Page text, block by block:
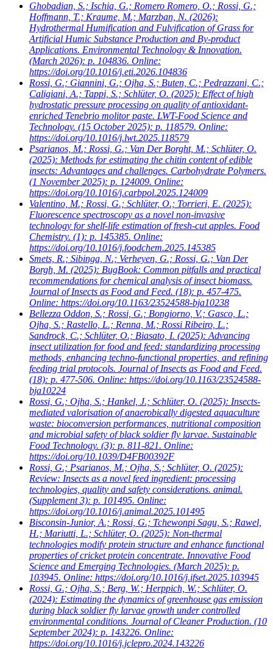
Ghobadian, S.; Ischia, G.; Romero Romero, O.; Rossi, G.;
Hoffmann, T.; Kraume, M.; Marzban, N. (2026):
Hydrothermal Humification and Fulvification of Grass for
Artificial Humic Substance Production and By-product
Applications. Environmental Technology & Innovation.
(March 2026): p. 104836. Online:
https://doi.org/10.1016/j.eti.2026.104836
Rossi, G.; Giannini, G.; Ojha, S.; Buten, C.; Pedrazzani, C.;
Caligiani, A.; Tappi, S.; Schlüter, O. (2025): Effect of high
hydrostatic pressure processing on quality of antioxidant-
enriched Tenebrio molitor paste. LWT-Food Science and
Technology. (15 October 2025): p. 118579. Online:
https://doi.org/10.1016/j.lwt.2025.118579
Psarianos, M.; Rossi, G.; Van Der Borght, M.; Schlüter, O.
(2025): Methods for estimating the chitin content of edible
insects: Advantages and challenges. Carbohydrate Polymers.
(1 November 2025): p. 124009. Online:
https://doi.org/10.1016/j.carbpol.2025.124009
Valentino, M.; Rossi, G.; Schlüter, O.; Torrieri, E. (2025):
Fluorescence spectroscopy as a novel non-invasive
technology for shelf-life estimation of fresh-cut apples. Food
Chemistry. (1): p. 145385. Online:
https://doi.org/10.1016/j.foodchem.2025.145385
Smets, R.; Sibinga, N.; Verheyen, G.; Rossi, G.; Van Der
Borgh, M. (2025): BugBook: Common pitfalls and practical
recommendations for chemical analysis of insect biomass.
Journal of Insects as Food and Feed. (18): p. 457-475.
Online: https://doi.org/10.1163/23524588-bja10238
Bellezza Oddon, S.; Rossi, G.; Bongiorno, V.; Gasco, L.;
Ojha, S.; Rastello, L.; Renna, M.; Rossi Ribeiro, L.;
Sandrock, C.; Schlüter, O.; Biasato, I. (2025): Advancing
insect utilization for food and feed: standardizing processing
methods, enhancing techno-functional properties, and refining
feeding trial protocols. Journal of Insects as Food and Feed.
(18): p. 477-506. Online: https://doi.org/10.1163/23524588-
bja10224
Rossi, G.; Ojha, S.; Hankel, J.; Schlüter, O. (2025): Insects-
mediated valorisation of anaerobically digested aquaculture
waste: bioconversion performances, nutritional composition
and microbial safety of black soldier fly larvae. Sustainable
Food Technology. (3): p. 811-821. Online:
https://doi.org/10.1039/D4FB00392F
Rossi, G.; Psarianos, M.; Ojha, S.; Schlüter, O. (2025):
Review: Insects as a novel feed ingredient: processing
technologies, quality and safety considerations. animal.
(Supplement 3): p. 101495. Online:
https://doi.org/10.1016/j.animal.2025.101495
Bisconsin-Junior, A.; Rossi, G.; Tchewonpi Sagu, S.; Rawel,
H.; Mariutti, L.; Schlüter, O. (2025): Non-thermal
technologies modify protein structure and enhance functional
properties of cricket protein concentrate. Innovative Food
Science and Emerging Technologies. (March 2025): p.
103945. Online: https://doi.org/10.1016/j.ifset.2025.103945
Rossi, G.; Ojha, S.; Berg, W.; Herppich, W.; Schlüter, O.
(2024): Estimating the dynamics of greenhouse gas emission
during black soldier fly larvae growth under controlled
environmental conditions. Journal of Cleaner Production. (10
September 2024): p. 143226. Online:
https://doi.org/10.1016/j.jclepro.2024.143226